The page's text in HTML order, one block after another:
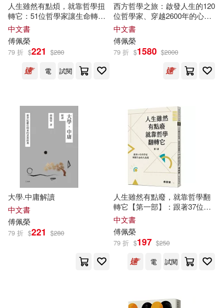
人生雖然有點煩，就靠哲學扭
轉它：51位哲學家讓生命轉彎
的思考練習(人生雖然有點廢，
就靠哲學翻轉它【第二部】)
中文書
傅佩榮
79 折 $221 $280
電
試閱
西方哲學之旅：啟發人生的120
位哲學家、穿越2600年的心靈
巡禮(上、中、下)【套書】
中文書
傅佩榮
79 折 $1580 $2000
大學.中庸解讀
中文書
傅佩榮
79 折 $221 $280
人生雖然有點廢，就靠哲學翻
轉它【第一部】：跟著37位哲
學家解開生命的大哉問
中文書
傅佩榮
79 折 $197 $250
電
試閱